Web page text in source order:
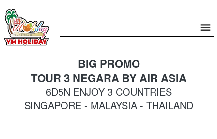
BIG PROMO
TOUR 3 NEGARA BY AIR ASIA
6D5N ENJOY 3 COUNTRIES
SINGAPORE - MALAYSIA - THAILAND